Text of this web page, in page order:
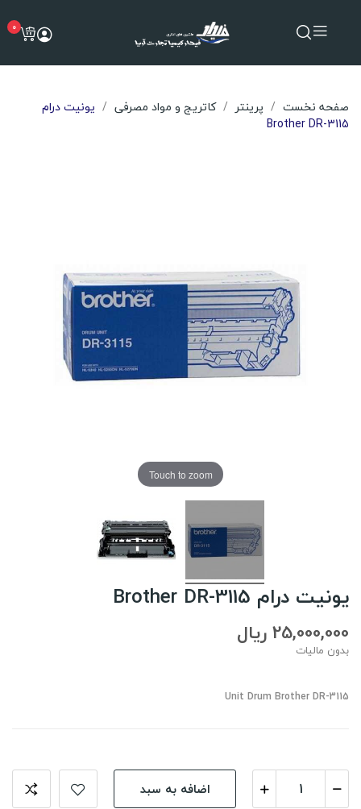
0
صفحه نخست پرینتر کاتریج و مواد مصرفی
یونیت درام
Brother DR-3115
Touch to zoom
یونیت درام Brother DR-3115
25,000,000 ریال
بدون مالیات
Unit Drum Brother DR-3115
اضافه به سبد